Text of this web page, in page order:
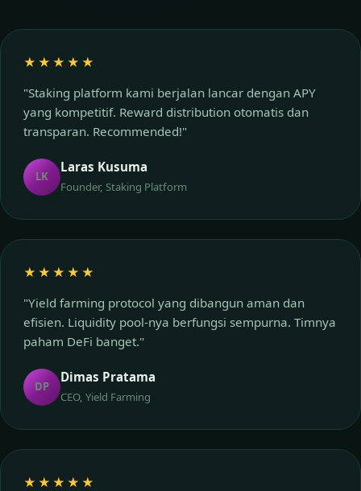
★★★★★
"Staking platform kami berjalan lancar dengan APY
yang kompetitif. Reward distribution otomatis dan
transparan. Recommended!"
LK
Laras Kusuma
Founder, Staking Platform
★★★★★
"Yield farming protocol yang dibangun aman dan
efisien. Liquidity pool-nya berfungsi sempurna. Timnya
paham DeFi banget."
DP
Dimas Pratama
CEO, Yield Farming
★★★★★